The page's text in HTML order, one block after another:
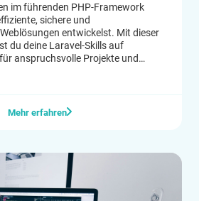
im führenden PHP-Framework
sichere und
entwickelst. Mit dieser
du deine Laravel-Skills auf
anspruchsvolle Projekte und
Mehr erfahren